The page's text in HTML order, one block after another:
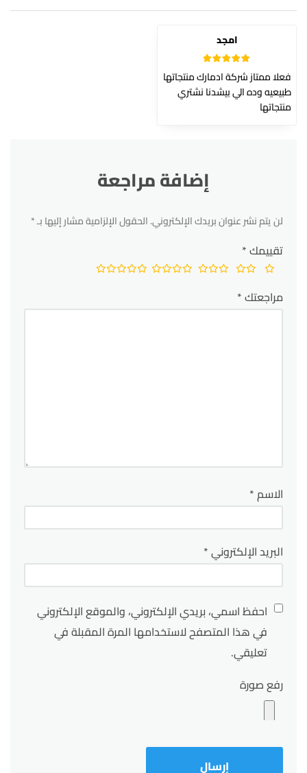
امجد
تم التقييم 5
من 5
فعلا ممتاز شركة ادمارك منتجاتها
طبيعيه وده الي بيشدنا نشتري
منتجاتها
إضافة مراجعة
لن يتم نشر عنوان بريدك الإلكتروني.الحقول الإلزامية مشار إليها بـ*
تقييمك*
مراجعتك*
الاسم*
البريد الإلكتروني*
احفظ اسمي، بريدي الإلكتروني، والموقع الإلكتروني
في هذا المتصفح لاستخدامها المرة المقبلة في
تعليقي.
رفع صورة